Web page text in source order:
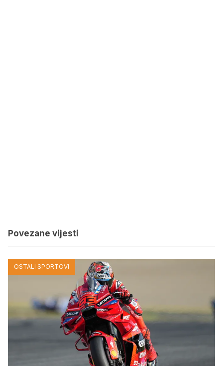
Povezane vijesti
OSTALI SPORTOVI